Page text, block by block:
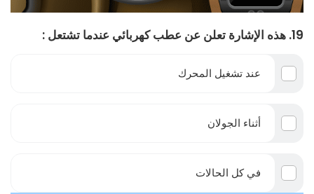
19. هذه الإشارة تعلن عن عطب كهربائي عندما تشتعل :
عند تشغيل المحرك
أثناء الجولان
في كل الحالات